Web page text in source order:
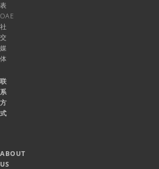
表
OAE
社
交
媒
体
联
系
方
式
ABOUT
US